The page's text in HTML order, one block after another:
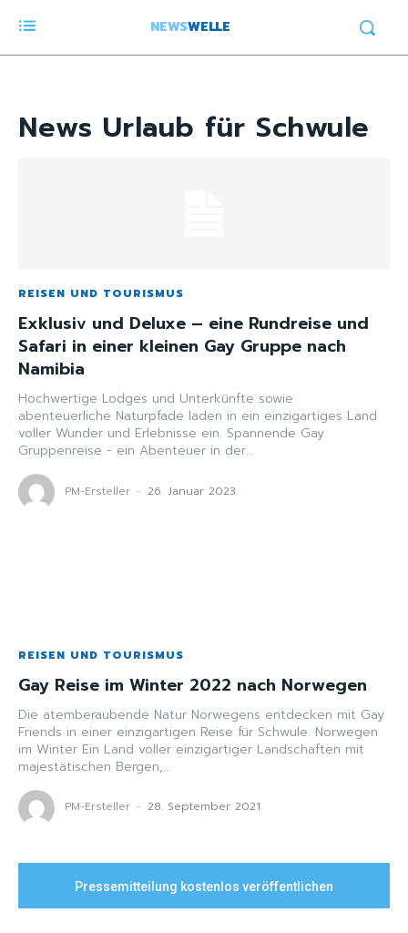
NEWSWELLE
News Urlaub für Schwule
REISEN UND TOURISMUS
Exklusiv und Deluxe – eine Rundreise und
Safari in einer kleinen Gay Gruppe nach
Namibia
Hochwertige Lodges und Unterkünfte sowie
abenteuerliche Naturpfade laden in ein einzigartiges Land
voller Wunder und Erlebnisse ein. Spannende Gay
Gruppenreise - ein Abenteuer in der...
PM-Ersteller - 26. Januar 2023
REISEN UND TOURISMUS
Gay Reise im Winter 2022 nach Norwegen
Die atemberaubende Natur Norwegens entdecken mit Gay
Friends in einer einzigartigen Reise für Schwule. Norwegen
im Winter Ein Land voller einzigartiger Landschaften mit
majestätischen Bergen,...
PM-Ersteller - 28. September 2021
Pressemitteilung kostenlos veröffentlichen